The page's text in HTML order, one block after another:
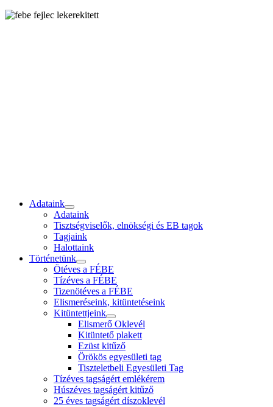
Adataink
Adataink
Tisztségviselők, elnökségi és EB tagok
Tagjaink
Halottaink
Történetünk
Ötéves a FÉBE
Tízéves a FÉBE
Tizenötéves a FÉBE
Elismeréseink, kitüntetéseink
Kitüntettjeink
Elismerő Oklevél
Kitüntető plakett
Ezüst kitűző
Örökös egyesületi tag
Tiszteletbeli Egyesületi Tag
Tízéves tagságért emlékérem
Húszéves tagságért kitűző
25 éves tagságért díszoklevél